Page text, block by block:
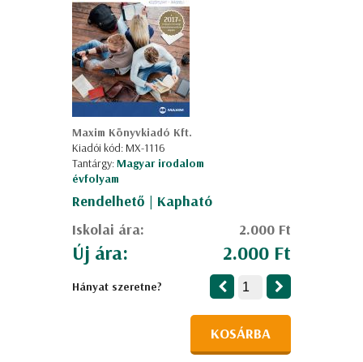
Maxim Könyvkiadó Kft.
Kiadói kód: MX-1116
Tantárgy:Magyar irodalom
évfolyam
Rendelhető | Kapható
Iskolai ára:
2.000 Ft
Új ára: 2.000 Ft
Hányat szeretne?
KOSÁRBA